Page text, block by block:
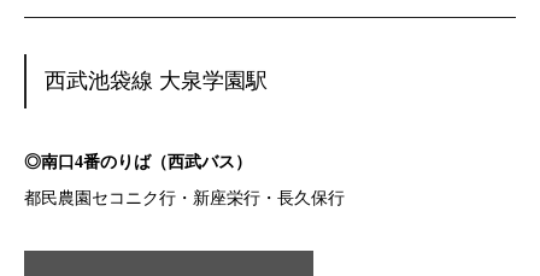
西武池袋線 大泉学園駅
◎南口4番のりば（西武バス）
都民農園セコニク行・新座栄行・長久保行